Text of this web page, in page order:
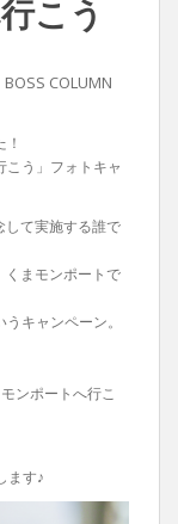
こう
BOSS COLUMN
こう」フォトキャ
して実施する誰で
くまモンポートで
キャンペーン。
ンポートへ行こ
ます♪